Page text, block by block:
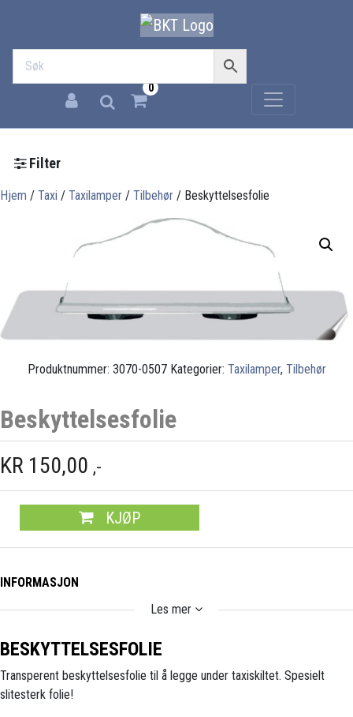
0
Filter
Hjem / Taxi / Taxilamper / Tilbehør / Beskyttelsesfolie
Produktnummer: 3070-0507 Kategorier: Taxilamper, Tilbehør
Beskyttelsesfolie
KR 150,00 ,-
KJØP
INFORMASJON
Les mer
BESKYTTELSESFOLIE
Transperent beskyttelsesfolie til å legge under taxiskiltet. Spesielt
slitesterk folie!